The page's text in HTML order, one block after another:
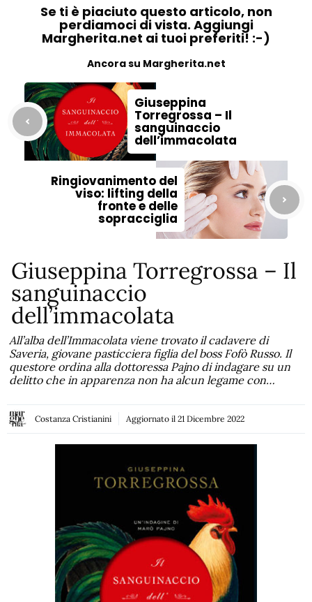
Se ti è piaciuto questo articolo, non
perdiamoci di vista. Aggiungi
Margherita.net ai tuoi preferiti! :-)
Ancora su Margherita.net
Giuseppina
Torregrossa – Il
sanguinaccio
dell’immacolata
Ringiovanimento del
viso: lifting della
fronte e delle
sopracciglia
Giuseppina Torregrossa – Il
sanguinaccio
dell’immacolata
All’alba dell’Immacolata viene trovato il cadavere di
Saveria, giovane pasticciera figlia del boss Fofò Russo. Il
questore ordina alla dottoressa Pajno di indagare su un
delitto che in apparenza non ha alcun legame con…
Costanza Cristianini Aggiornato il 21 Dicembre 2022